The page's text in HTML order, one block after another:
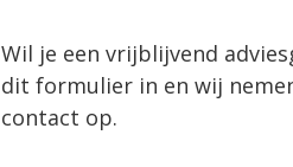
Wil je een vrijblijvend
dit formulier in en wij
contact op.